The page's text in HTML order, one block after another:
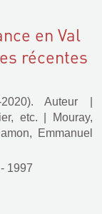
en Val
récentes
Auteur
etc.
Mouray,
Emmanuel
- 1997